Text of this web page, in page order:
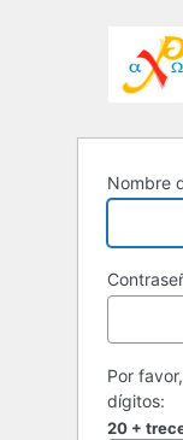
Nombre
Por
dígitos:
20 +